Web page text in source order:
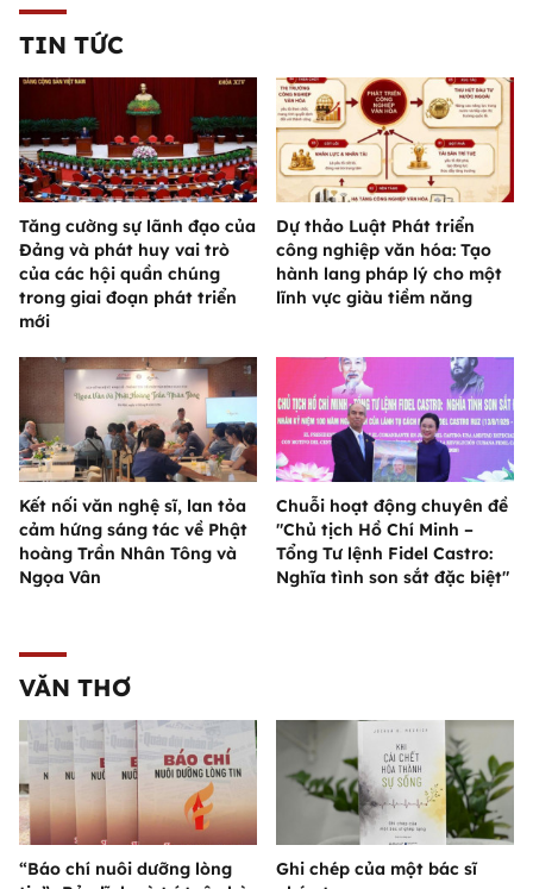
TIN TỨC
Tăng cường sự lãnh đạo của
Đảng và phát huy vai trò
của các hội quần chúng
trong giai đoạn phát triển
mới
Dự thảo Luật Phát triển
công nghiệp văn hóa: Tạo
hành lang pháp lý cho một
lĩnh vực giàu tiềm năng
Kết nối văn nghệ sĩ, lan tỏa
cảm hứng sáng tác về Phật
hoàng Trần Nhân Tông và
Ngọa Vân
Chuỗi hoạt động chuyên đề
"Chủ tịch Hồ Chí Minh –
Tổng Tư lệnh Fidel Castro:
Nghĩa tình son sắt đặc biệt"
VĂN THƠ
“Báo chí nuôi dưỡng lòng
Ghi chép của một bác sĩ